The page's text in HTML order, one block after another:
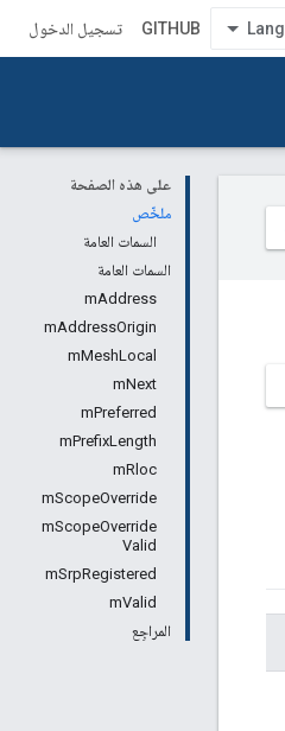
GITHUB تسجيل الدخول
على هذه الصفحة
ملخّص
السمات العامة
السمات العامة
mAddress
mAddressOrigin
mMeshLocal
mNext
mPreferred
mPrefixLength
mRloc
mScopeOverride
mScopeOverride
Valid
mSrpRegistered
mValid
المراجِع